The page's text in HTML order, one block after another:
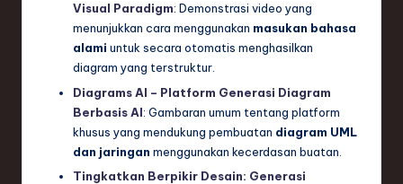
Visual Paradigm: Demonstrasi video yang
menunjukkan cara menggunakan masukan bahasa
alami untuk secara otomatis menghasilkan
diagram yang terstruktur.
Diagrams AI – Platform Generasi Diagram
Berbasis AI: Gambaran umum tentang platform
khusus yang mendukung pembuatan diagram UML
dan jaringan menggunakan kecerdasan buatan.
Tingkatkan Berpikir Desain: Generasi